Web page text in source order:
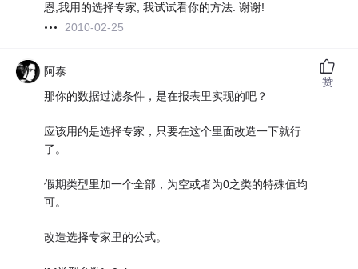
恩,我用的选择专家, 我试试看你的方法. 谢谢!
2010-02-25
阿泰
那你的数据过滤条件，是在报表里实现的吧？
应该用的是选择专家，只要在这个里面改造一下就行
了。
假期类型里加一个全部，为空或者为0之类的特殊值均
可。
改造选择专家里的公式。
赞